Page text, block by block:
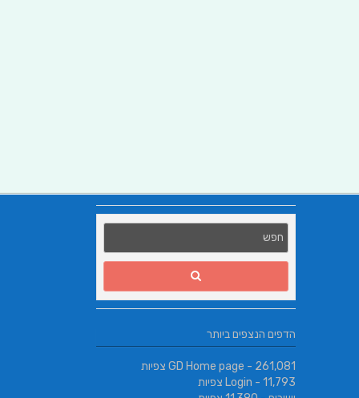
הדפים הנצפים ביותר
GD Home page - 261,081 צפיות
Login - 11,793 צפיות